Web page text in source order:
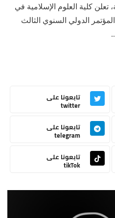
تعلن كلية العلوم الإسلامية في
الدولي السنوي الثالث
تابعونا على
twitter
تابعونا على
telegram
تابعونا على
tikTok